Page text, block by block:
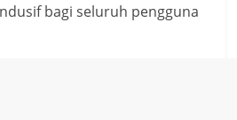
bagi seluruh pengguna